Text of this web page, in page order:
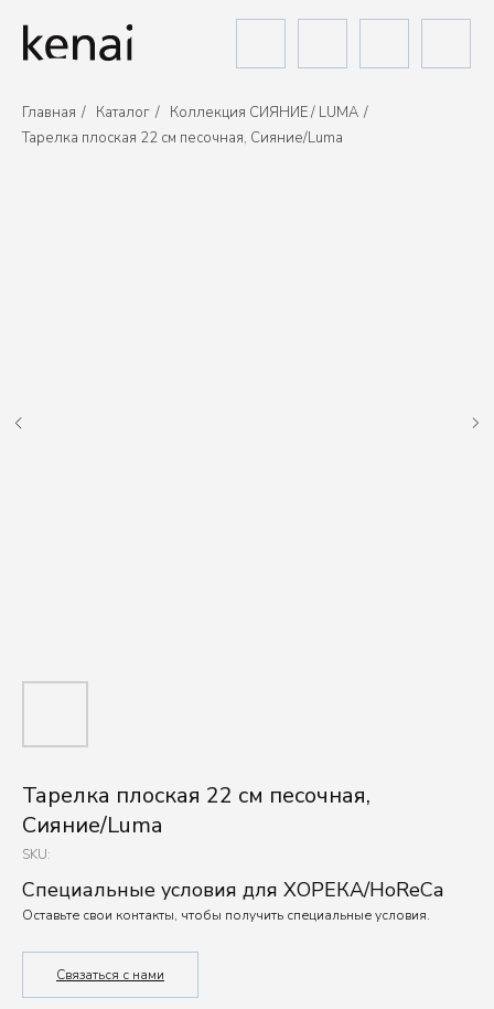
Главная / Каталог / Коллекция СИЯНИЕ / LUMA /
Тарелка плоская 22 см песочная, Сияние/Luma
Тарелка плоская 22 см песочная,
Сияние/Luma
SKU:
Специальные условия для ХОРЕКА/HoReCa
Оставьте свои контакты, чтобы получить специальные условия.
Связаться с нами